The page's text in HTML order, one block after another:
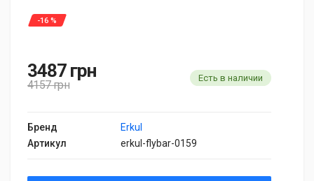
-16 %
3487 грн
4157 грн
Есть в наличии
Бренд
Erkul
Артикул
erkul-flybar-0159